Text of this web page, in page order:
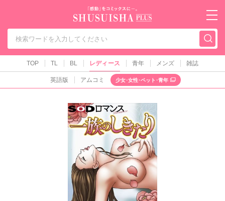
秋水社PLUS（テ
TOP TL BL レディース 青年 メンズ 雑誌
英語版 アムコミ 少女･女性･ペット･青年